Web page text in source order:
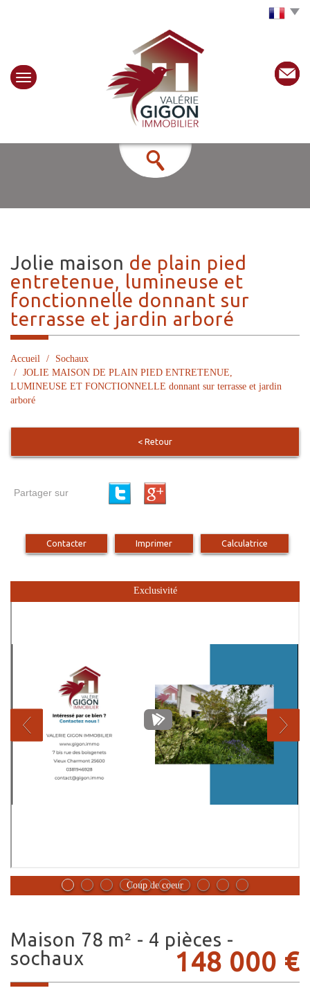
jolie maison de plain pied
entretenue, lumineuse et
fonctionnelle donnant sur
terrasse et jardin arboré
Accueil
Sochaux
JOLIE MAISON DE PLAIN PIED ENTRETENUE,
LUMINEUSE ET FONCTIONNELLE donnant sur terrasse et jardin
arboré
< Retour
Partager sur
Contacter Imprimer Calculatrice
Exclusivité
Coup de coeur
maison 78 m² - 4 pièces -
sochaux
148 000 €